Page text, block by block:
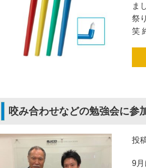
ま
祭
笑
咬み合わせなどの勉強会に参
投
9月